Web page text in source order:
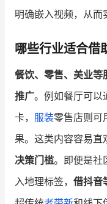
明确嵌入视频，从而
哪些行业适合借
餐饮、零售、美业等
推广。例如餐厅可以
卡， 服装零售店则可
果。这类内容容易直
决策门槛。即便是社
入地理标签， 借抖音